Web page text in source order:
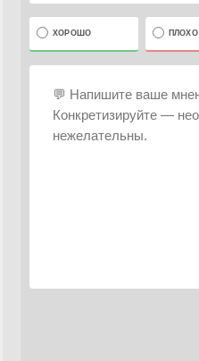
ХОРОШО ПЛОХО